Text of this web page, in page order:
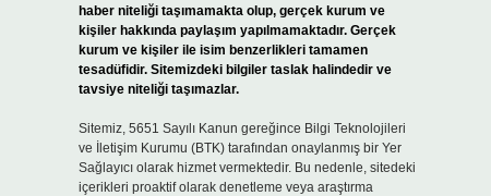
haber niteliği taşımamakta olup, gerçek kurum ve
kişiler hakkında paylaşım yapılmamaktadır. Gerçek
kurum ve kişiler ile isim benzerlikleri tamamen
tesadüfidir. Sitemizdeki bilgiler taslak halindedir ve
tavsiye niteliği taşımazlar.
Sitemiz, 5651 Sayılı Kanun gereğince Bilgi Teknolojileri
ve İletişim Kurumu (BTK) tarafından onaylanmış bir Yer
Sağlayıcı olarak hizmet vermektedir. Bu nedenle, sitedeki
içerikleri proaktif olarak denetleme veya araştırma